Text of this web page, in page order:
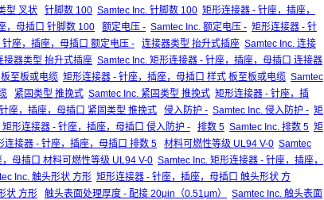
型 叉状 针脚数 100 Samtec Inc. 针脚数 100 矩形连接器 - 针座，插座，
，母插口 针脚数 100 额定电压 - Samtec Inc. 额定电压 - 矩形连接器 - 针
座，插座，母插口 额定电压 - 连接器类型 抬升式插座 Samtec Inc. 连接
接器类型 抬升式插座 Samtec Inc. 矩形连接器 - 针座，插座，母插口 连接器
至板或电缆 矩形连接器 - 针座，插座，母插口 样式 板至板或电缆 Samtec
紧固类型 推挽式 Samtec Inc. 紧固类型 推挽式 矩形连接器 - 针座，插
座，插座，母插口 紧固类型 推挽式 侵入防护 - Samtec Inc. 侵入防护 - 矩
形连接器 - 针座，插座，母插口 侵入防护 - 排数 5 Samtec Inc. 排数 5 矩
连接器 - 针座，插座，母插口 排数 5 材料可燃性等级 UL94 V-0 Samtec
母插口 材料可燃性等级 UL94 V-0 Samtec Inc. 矩形连接器 - 针座，插座，
Inc. 触头形状 方形 矩形连接器 - 针座，插座，母插口 触头形状 方
状 方形 触头表面处理厚度 - 配接 20μin（0.51μm）
Samtec Inc. 触头表面